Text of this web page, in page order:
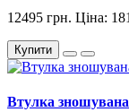
12495 грн. Ціна:
Купити
Втулка